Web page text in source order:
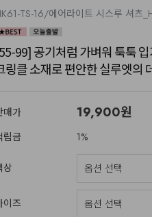
TS-16/에어라이트 시스루 셔츠
99] 공기처럼 가벼워 툭툭
링클 소재로 편안한 실루엣의
매가 19,900원
립금 1%
상
이즈